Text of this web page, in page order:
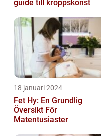
guide till kroppskonst
18 januari 2024
Fet Hy: En Grundlig
Översikt För
Matentusiaster